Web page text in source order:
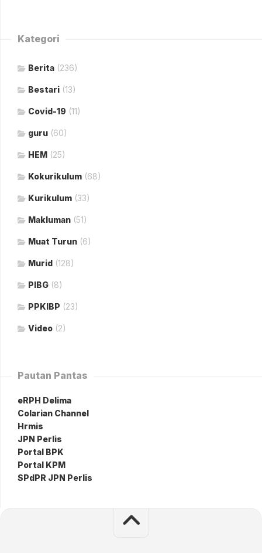
Kategori
Berita (236)
Bestari (13)
Covid-19 (11)
guru (60)
HEM (25)
Kokurikulum (68)
Kurikulum (33)
Makluman (51)
Muat Turun (6)
Murid (128)
PIBG (8)
PPKIBP (23)
Video (2)
Pautan Pantas
eRPH Delima
Colarian Channel
Hrmis
JPN Perlis
Portal BPK
Portal KPM
SPdPR JPN Perlis